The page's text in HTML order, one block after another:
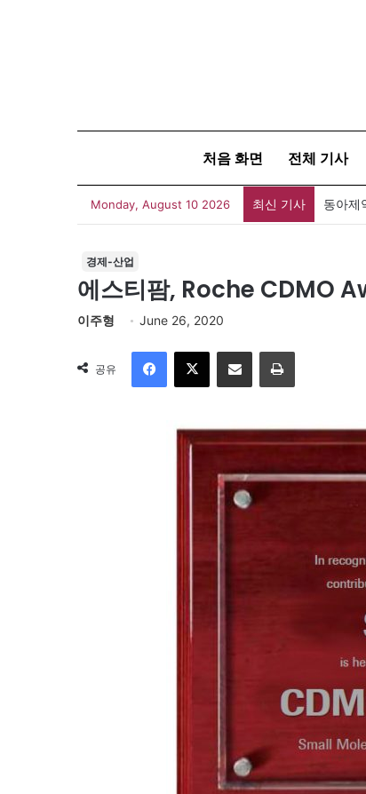
처음 화면 전체 기사
Monday, August 10 2026 최신 기사 동아제
경제-산업
에스티팜, Roche CDMO
이주형 June 26, 2020
공유
이메일